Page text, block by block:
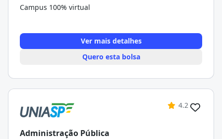
Campus 100% virtual
Ver mais detalhes
Quero esta bolsa
4.2
Administração Pública